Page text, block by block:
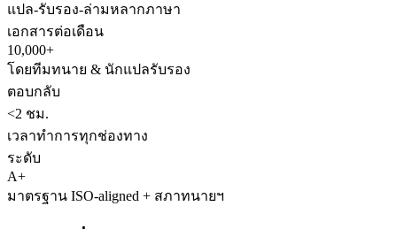
แปล-รับรอง-ล่ามหลากภาษา
เอกสารต่อเดือน
10,000+
โดยทีมทนาย & นักแปลรับรอง
ตอบกลับ
<2 ชม.
เวลาทำการทุกช่องทาง
ระดับ
A+
มาตรฐาน ISO-aligned + สภาทนายฯ